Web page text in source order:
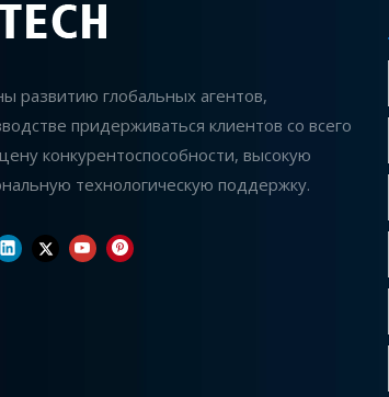
развитию глобальных агентов,
придерживаться клиентов со всего
конкурентоспособности, высокую
технологическую поддержку.